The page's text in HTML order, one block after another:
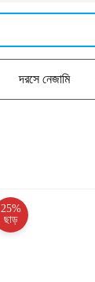
দরসে নেজামি
25%
ছাড়